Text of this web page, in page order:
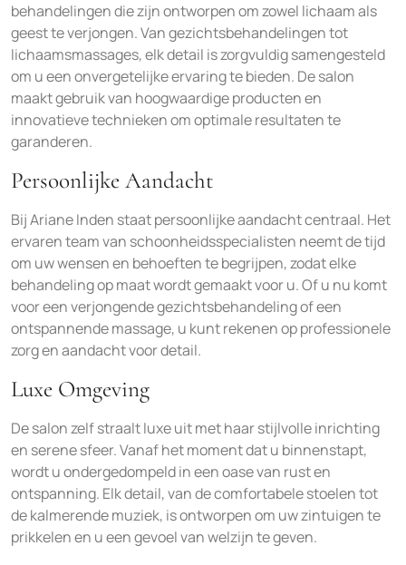
behandelingen die zijn ontworpen om zowel lichaam als
geest te verjongen. Van gezichtsbehandelingen tot
lichaamsmassages, elk detail is zorgvuldig samengesteld
om u een onvergetelijke ervaring te bieden. De salon
maakt gebruik van hoogwaardige producten en
innovatieve technieken om optimale resultaten te
garanderen.
Persoonlijke Aandacht
Bij Ariane Inden staat persoonlijke aandacht centraal. Het
ervaren team van schoonheidsspecialisten neemt de tijd
om uw wensen en behoeften te begrijpen, zodat elke
behandeling op maat wordt gemaakt voor u. Of u nu komt
voor een verjongende gezichtsbehandeling of een
ontspannende massage, u kunt rekenen op professionele
zorg en aandacht voor detail.
Luxe Omgeving
De salon zelf straalt luxe uit met haar stijlvolle inrichting
en serene sfeer. Vanaf het moment dat u binnenstapt,
wordt u ondergedompeld in een oase van rust en
ontspanning. Elk detail, van de comfortabele stoelen tot
de kalmerende muziek, is ontworpen om uw zintuigen te
prikkelen en u een gevoel van welzijn te geven.